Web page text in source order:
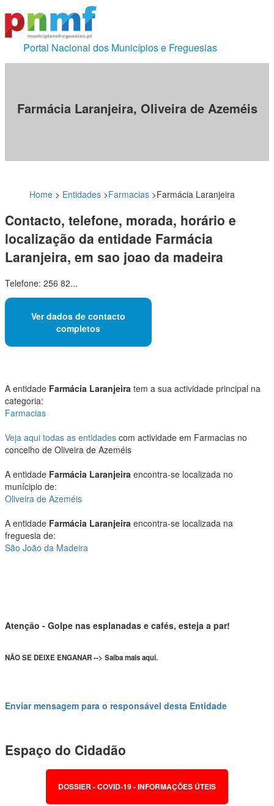
Portal Nacional dos Municípios e Freguesias
Farmácia Laranjeira, Oliveira de Azeméis
Home > Entidades >Farmacias >Farmácia Laranjeira
Contacto, telefone, morada, horário e
localização da entidade Farmácia
Laranjeira, em sao joao da madeira
Telefone: 256 82...
Ver dados de contacto
completos
A entidade Farmácia Laranjeira tem a sua actividade principal na
categoria:
Farmacias
Veja aqui todas as entidades com actividade em Farmacias no
concelho de Oliveira de Azeméis
A entidade Farmácia Laranjeira encontra-se localizada no
munícipio de:
Oliveira de Azeméis
A entidade Farmácia Laranjeira encontra-se localizada na
freguesia de:
São João da Madeira
Atenção - Golpe nas esplanadas e cafés, esteja a par!
NÃO SE DEIXE ENGANAR --> Saiba mais aqui.
Enviar mensagem para o responsável desta Entidade
Espaço do Cidadão
DOSSIER - COVID-19 - INFORMAÇÕES ÚTEIS